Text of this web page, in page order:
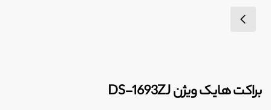
براکت هایک ویژن DS-1693ZJ